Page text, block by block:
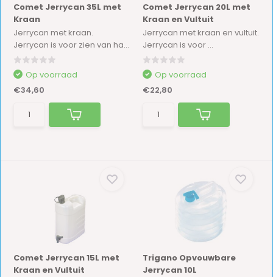
Comet Jerrycan 35L met
Kraan
Jerrycan met kraan.
Jerrycan is voor zien van ha...
Op voorraad
€34,60
Comet Jerrycan 20L met
Kraan en Vultuit
Jerrycan met kraan en vultuit.
Jerrycan is voor ...
Op voorraad
€22,80
Comet Jerrycan 15L met
Kraan en Vultuit
Trigano Opvouwbare
Jerrycan 10L